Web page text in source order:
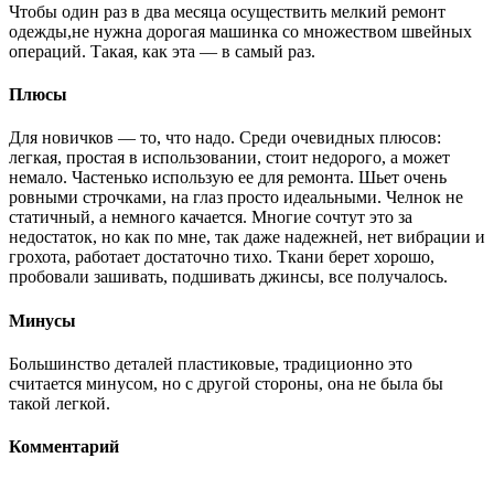
Чтобы один раз в два месяца осуществить мелкий ремонт
одежды,не нужна дорогая машинка со множеством швейных
операций. Такая, как эта — в самый раз.
Плюсы
Для новичков — то, что надо. Среди очевидных плюсов:
легкая, простая в использовании, стоит недорого, а может
немало. Частенько использую ее для ремонта. Шьет очень
ровными строчками, на глаз просто идеальными. Челнок не
статичный, а немного качается. Многие сочтут это за
недостаток, но как по мне, так даже надежней, нет вибрации и
грохота, работает достаточно тихо. Ткани берет хорошо,
пробовали зашивать, подшивать джинсы, все получалось.
Минусы
Большинство деталей пластиковые, традиционно это
считается минусом, но с другой стороны, она не была бы
такой легкой.
Комментарий